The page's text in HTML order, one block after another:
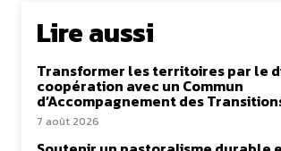
Lire aussi
Transformer les territoires par le
coopération avec un Commun
d’Accompagnement des
7 août 2026